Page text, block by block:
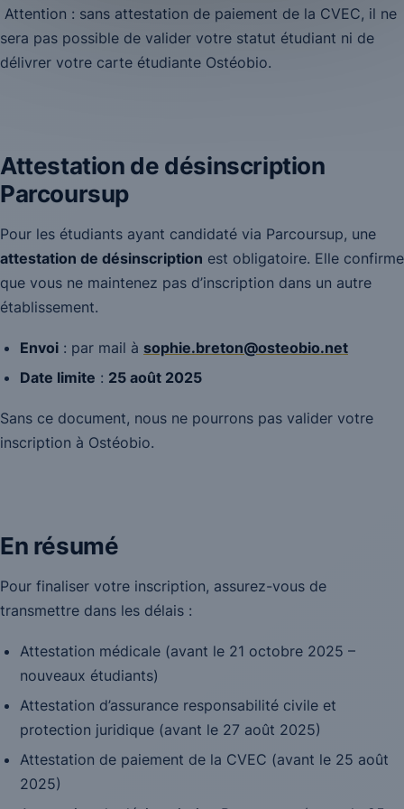
Attention : sans attestation de paiement de la CVEC, il ne
sera pas possible de valider votre statut étudiant ni de
délivrer votre carte étudiante Ostéobio.
Attestation de désinscription
Parcoursup
Pour les étudiants ayant candidaté via Parcoursup, une
attestation de désinscription est obligatoire. Elle confirme
que vous ne maintenez pas d’inscription dans un autre
établissement.
Envoi : par mail à sophie.breton@osteobio.net
Date limite : 25 août 2025
Sans ce document, nous ne pourrons pas valider votre
inscription à Ostéobio.
En résumé
Pour finaliser votre inscription, assurez-vous de
transmettre dans les délais :
Attestation médicale (avant le 21 octobre 2025 –
nouveaux étudiants)
Attestation d’assurance responsabilité civile et
protection juridique (avant le 27 août 2025)
Attestation de paiement de la CVEC (avant le 25 août
2025)